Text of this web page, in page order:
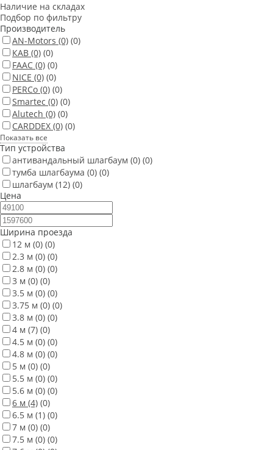
Наличие на складах
Подбор по фильтру
Производитель
AN-Motors (0) (0)
КАВ (0) (0)
FAAC (0) (0)
NICE (0) (0)
PERCo (0) (0)
Smartec (0) (0)
Alutech (0) (0)
CARDDEX (0) (0)
Показать все
Тип устройства
антивандальный шлагбаум (0) (0)
тумба шлагбаума (0) (0)
шлагбаум (12) (0)
Цена
Ширина проезда
12 м (0) (0)
2.3 м (0) (0)
2.8 м (0) (0)
3 м (0) (0)
3.5 м (0) (0)
3.75 м (0) (0)
3.8 м (0) (0)
4 м (7) (0)
4.5 м (0) (0)
4.8 м (0) (0)
5 м (0) (0)
5.5 м (0) (0)
5.6 м (0) (0)
6 м (4) (0)
6.5 м (1) (0)
7 м (0) (0)
7.5 м (0) (0)